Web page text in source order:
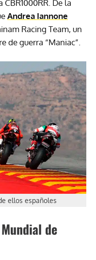
De la
Andrea Iannone
Racing Team, un
de guerra “Maniac”.
ellos españoles
de